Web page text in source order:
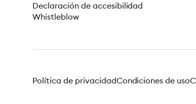
Declaración de accesibilidad
Whistleblow
Política de privacidadCondiciones de uso